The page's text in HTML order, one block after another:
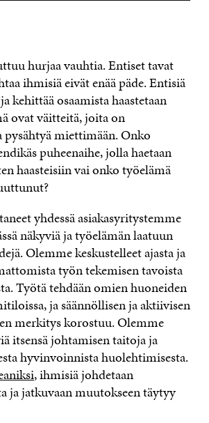
hurjaa vauhtia. Entiset tavat
ihmisiä eivät enää päde. Entisiä
kehittää osaamista haastetaan
ovat väitteitä, joita on
miettimään. Onko
puheenaihe, jolla haetaan
haasteisiin vai onko työelämä
yhdessä asiakasyritystemme
näkyviä ja työelämän laatuun
Olemme keskustelleet ajasta ja
työn tekemisen tavoista
Työtä tehdään omien huoneiden
ja säännöllisen ja aktiivisen
merkitys korostuu. Olemme
itsensä johtamisen taitoja ja
hyvinvoinnista huolehtimisesta.
, ihmisiä johdetaan
ja jatkuvaan muutokseen täytyy